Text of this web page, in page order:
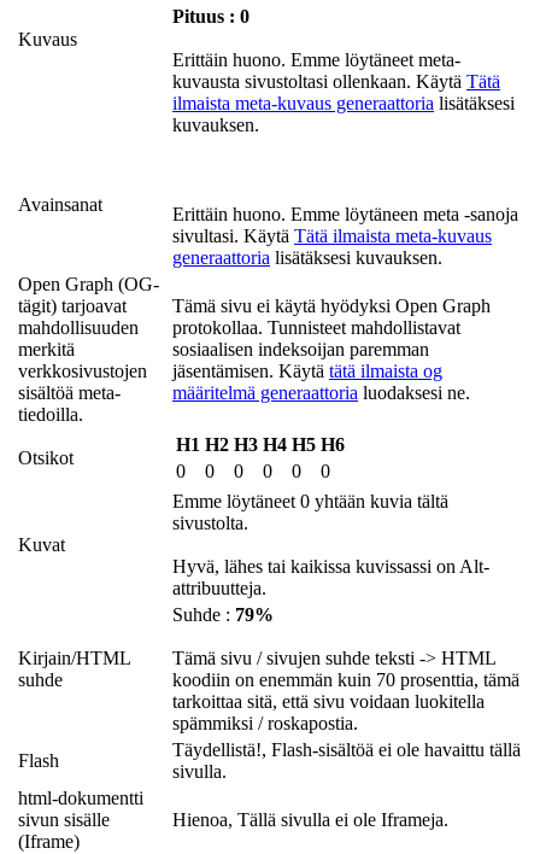
Kuvaus
Pituus : 0
Erittäin huono. Emme löytäneet meta-
kuvausta sivustoltasi ollenkaan. Käytä Tätä
ilmaista meta-kuvaus generaattoria lisätäksesi
kuvauksen.
Avainsanat
Erittäin huono. Emme löytäneen meta -sanoja
sivultasi. Käytä Tätä ilmaista meta-kuvaus
generaattoria lisätäksesi kuvauksen.
Open Graph (OG-
tägit) tarjoavat
mahdollisuuden
merkitä
verkkosivustojen
sisältöä meta-
tiedoilla.
Tämä sivu ei käytä hyödyksi Open Graph
protokollaa. Tunnisteet mahdollistavat
sosiaalisen indeksoijan paremman
jäsentämisen. Käytä tätä ilmaista og
määritelmä generaattoria luodaksesi ne.
Otsikot
H1 H2 H3 H4 H5 H6
0
0 0 0 0 0
Kuvat
Emme löytäneet 0 yhtään kuvia tältä
sivustolta.
Hyvä, lähes tai kaikissa kuvissassi on Alt-
attribuutteja.
Kirjain/HTML
suhde
Suhde : 79%
Tämä sivu / sivujen suhde teksti -> HTML
koodiin on enemmän kuin 70 prosenttia, tämä
tarkoittaa sitä, että sivu voidaan luokitella
spämmiksi / roskapostia.
Flash
Täydellistä!, Flash-sisältöä ei ole havaittu tällä
sivulla.
html-dokumentti
sivun sisälle
(Iframe)
Hienoa, Tällä sivulla ei ole Iframeja.